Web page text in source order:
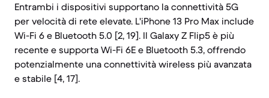
Entrambi i dispositivi supportano la connettività 5G
per velocità di rete elevate. L'iPhone 13 Pro Max include
Wi-Fi 6 e Bluetooth 5.0 [2, 19]. Il Galaxy Z Flip5 è più
recente e supporta Wi-Fi 6E e Bluetooth 5.3, offrendo
potenzialmente una connettività wireless più avanzata
e stabile [4, 17].